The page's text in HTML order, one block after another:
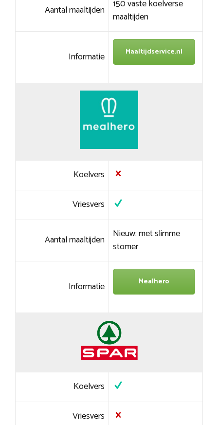
Aantal maaltijden 150 vaste koelverse
maaltijden
Informatie Maaltijdservice.nl
Koelvers
Vriesvers
Aantal maaltijden Nieuw: met slimme
stomer
Informatie Mealhero
Koelvers
Vriesvers